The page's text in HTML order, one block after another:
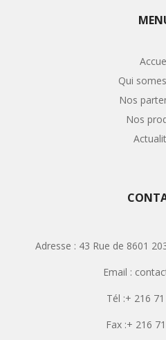
Qui
Nos
Nos
Adresse : 43 Rue de 8601
Email :
Tél :+ 216
Fax :+ 216